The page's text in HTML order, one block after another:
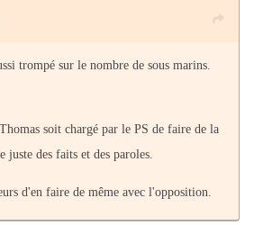
trompé sur le nombre de sous marins.
soit chargé par le PS de faire de la
juste des faits et des paroles.
d'en faire de même avec l'opposition.